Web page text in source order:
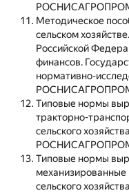
РОСНИСАГРОПРОМ
Методическое
сельском
Российской
финансов.
нормативно-
РОСНИСАГРОПРОМ
Типовые нормы
тракторно-
сельского
Типовые нормы
сельского